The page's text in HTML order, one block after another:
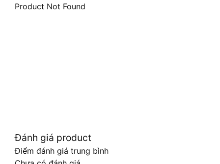
Product Not Found
Đánh giá product
Điểm đánh giá trung bình